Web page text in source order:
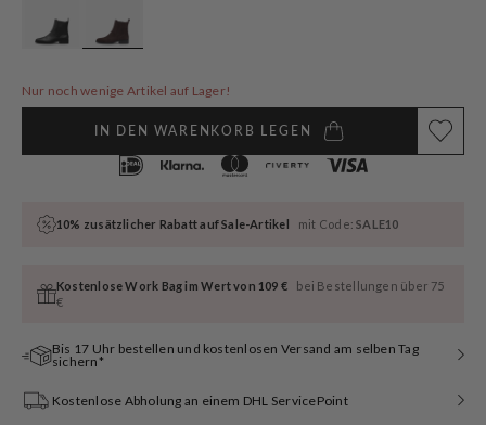
Nur noch wenige Artikel auf Lager!
IN DEN WARENKORB LEGEN
10% zusätzlicher Rabatt auf Sale-Artikel mit Code:SALE10
Kostenlose Work Bag im Wert von 109 €
bei Bestellungen über 75
€
Bis 17 Uhr bestellen und kostenlosen Versand am selben Tag
sichern*
Kostenlose Abholung an einem DHL ServicePoint